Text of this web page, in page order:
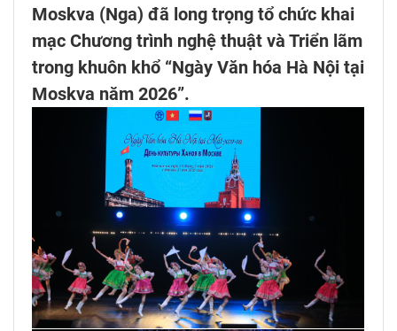
Moskva (Nga) đã long trọng tổ chức khai
mạc Chương trình nghệ thuật và Triển lãm
trong khuôn khổ “Ngày Văn hóa Hà Nội tại
Moskva năm 2026”.